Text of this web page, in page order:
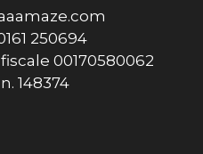
250694
00170580062
148374